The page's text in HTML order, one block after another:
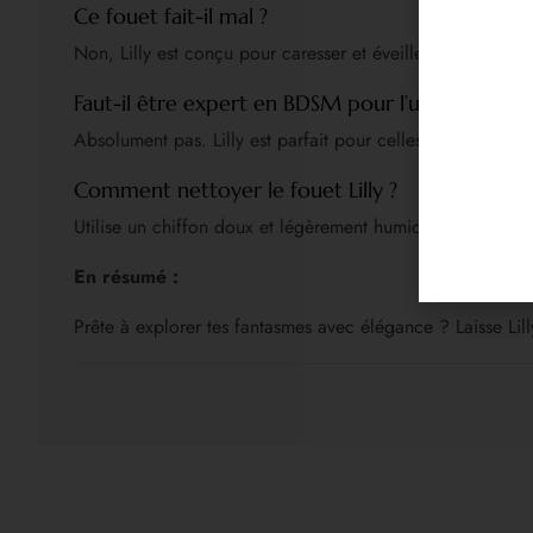
Ce fouet fait-il mal ?
Non, Lilly est conçu pour caresser et éveiller les sens
Faut-il être expert en BDSM pour l’utiliser ?
Absolument pas. Lilly est parfait pour celles et ceux qui
Comment nettoyer le fouet Lilly ?
Utilise un chiffon doux et légèrement humide pour
En résumé :
Prête à explorer tes fantasmes avec élégance ? Laisse